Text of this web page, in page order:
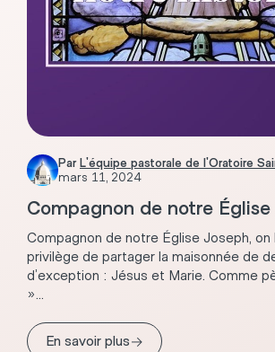
Par L'équipe pastorale de l'Oratoire
mars 11, 2024
Compagnon de notre Église
Compagnon de notre Église Joseph, on
privilège de partager la maisonnée de
d’exception : Jésus et Marie. Comme
»...
En savoir plus→